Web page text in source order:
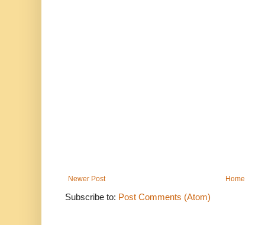
Newer Post Home
Subscribe to: Post Comments (Atom)